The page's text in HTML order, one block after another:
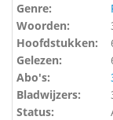
Genre:
Woorden:
Hoofdstukken:
Gelezen:
Abo's:
Bladwijzers:
Status: